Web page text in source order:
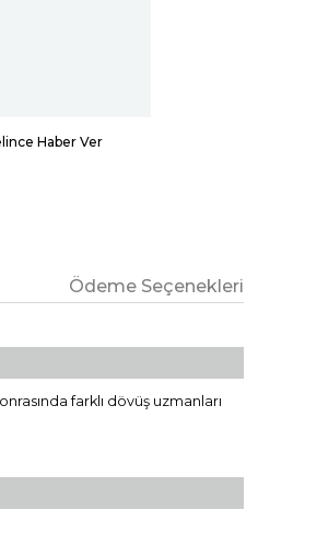
Haber Ver
Ödeme Seçenekleri
farklı dövüş uzmanları